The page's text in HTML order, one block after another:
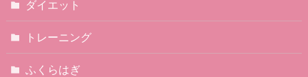
ダイエット
トレーニング
ふくらはぎ